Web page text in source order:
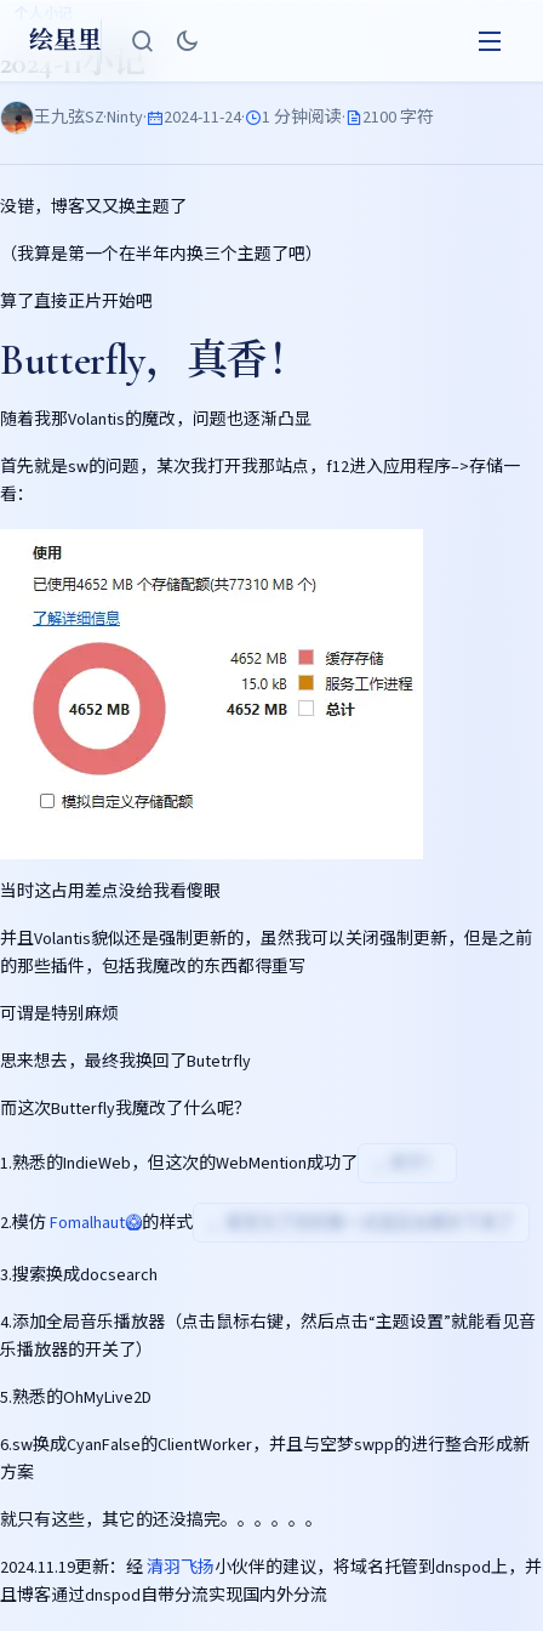
绘星里
2024-11小记
王九弦SZ·Ninty· 2024-11-24· 1 分钟阅读· 2100 字符
没错，博客又又换主题了
（我算是第一个在半年内换三个主题了吧）
算了直接正片开始吧
Butterfly，真香！
随着我那Volantis的魔改，问题也逐渐凸显
首先就是sw的问题，某次我打开我那站点，f12进入应用程序–>存储一
看：
当时这占用差点没给我看傻眼
并且Volantis貌似还是强制更新的，虽然我可以关闭强制更新，但是之前
的那些插件，包括我魔改的东西都得重写
可谓是特别麻烦
思来想去，最终我换回了Butetrfly
而这次Butterfly我魔改了什么呢？
1.熟悉的IndieWeb，但这次的WebMention成功了
2.模仿Fomalhaut🥝的样式
3.搜索换成docsearch
4.添加全局音乐播放器（点击鼠标右键，然后点击“主题设置”就能看见音
乐播放器的开关了）
5.熟悉的OhMyLive2D
6.sw换成CyanFalse的ClientWorker，并且与空梦swpp的进行整合形成新
方案
就只有这些，其它的还没搞完。。。。。。
2024.11.19更新：经清羽飞扬小伙伴的建议，将域名托管到dnspod上，并
且博客通过dnspod自带分流实现国内外分流